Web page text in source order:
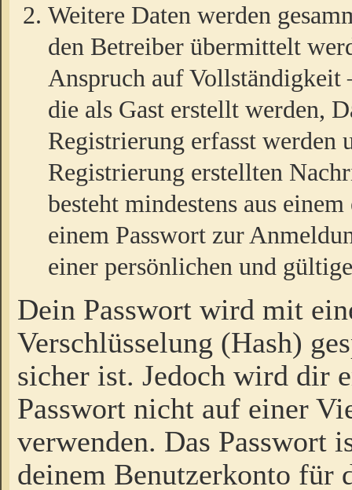
Weitere Daten werden
den Betreiber übermittelt
Anspruch auf
die als Gast erstellt werden,
Registrierung erfasst werden
Registrierung erstellten
besteht mindestens aus
einem Passwort zur
einer persönlichen und
Dein Passwort wird mit
Verschlüsselung (Hash)
sicher ist. Jedoch wird dir
Passwort nicht auf einer
verwenden. Das Passwort
deinem Benutzerkonto für